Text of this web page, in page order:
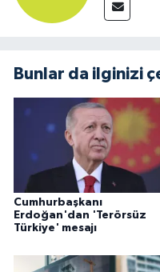
Bunlar da ilginizi
Cumhurbaşkanı
Erdoğan'dan 'Terörsüz
Türkiye' mesajı